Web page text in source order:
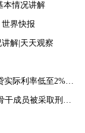
本情况讲解
界快报
解|天天观察
牌照丨21消费金融参考-当前看点
事强制措施 环球热文